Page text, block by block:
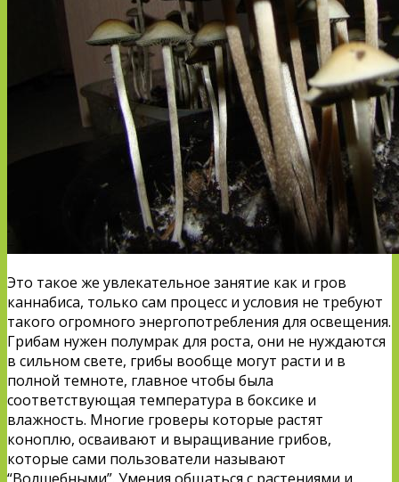
Это такое же увлекательное занятие как и гров
каннабиса, только сам процесс и условия не требуют
такого огромного энергопотребления для освещения.
Грибам нужен полумрак для роста, они не нуждаются
в сильном свете, грибы вообще могут расти и в
полной темноте, главное чтобы была
соответствующая температура в боксике и
влажность. Многие гроверы которые растят
коноплю, осваивают и выращивание грибов,
которые сами пользователи называют